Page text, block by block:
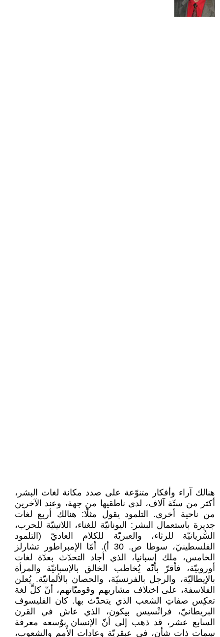
هنالك آراء وأفكار متنوّعة على صدد مكانة لغات البشر،
أكثر من ستّة آلاف، لدى ناطقيها من جهة، وعند الآخرين
من ناحية أخرى. التلمود يقول مثلًا: هنالك أربع لغات
جديرة باستعمال البشر: اليونانيّة للغناء، اللاتينيّة للحرب،
السُّريانيّة للرثاء، والعبريّة للكلام العاديّ (التلمود
الفلسطينيّ، سوطا ص. 30 أ). أمّا الإمبراطور تشارلز
الخامس، ملك إسبانيا، الذي أجاد التحدّث بعدّة لغات
أوروبيّة، فأقرّ بأنّه يُخاطب الخالق بالإسبانيّة والمرأة
بالإيطاليّة، والرجل بالفرنسيّة، والحصان بالألمانيّة. يُعلن
الفلاسفة، على اختلاف مشاربهم وقوميّاتهم، أنّ كلَّ لغة
تعكِس صفاتِ الشعب الذي يتحدّث بها. كان الفليسوف
البريطانيّ، فرانْسيس بيكون، الذي عاش في القرن
السابع عشر، قد ذهب إلى أنّ الإنسان بوُسعه معرفة
سِمات ذات شأن، في عبقريّة وعادات الأُمم والشعوب،